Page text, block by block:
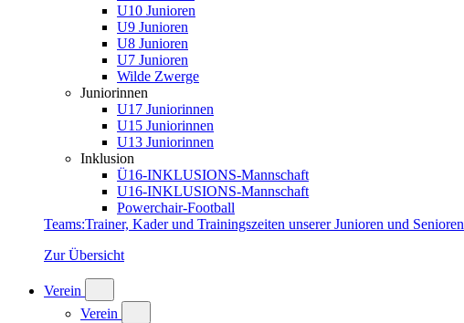
U10 Junioren
U9 Junioren
U8 Junioren
U7 Junioren
Wilde Zwerge
Juniorinnen
U17 Juniorinnen
U15 Juniorinnen
U13 Juniorinnen
Inklusion
Ü16-INKLUSIONS-Mannschaft
U16-INKLUSIONS-Mannschaft
Powerchair-Football
Teams:Trainer, Kader und Trainingszeiten unserer Junioren und Senioren
Zur Übersicht
Verein
Verein